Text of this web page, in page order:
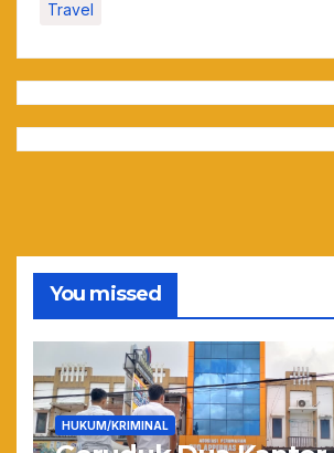
Travel
You missed
HUKUM/KRIMINAL